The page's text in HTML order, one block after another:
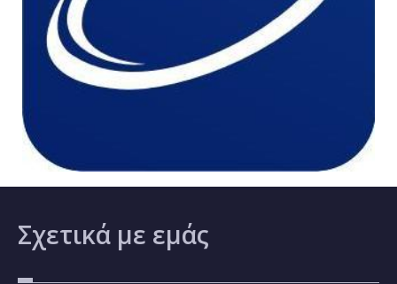
Σχετικά με εμάς